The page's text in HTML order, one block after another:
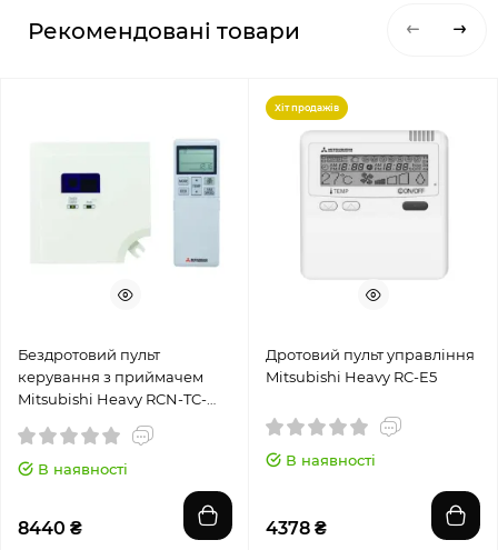
Рекомендовані товари
Бездротовий пульт
керування з приймачем
Mitsubishi Heavy RCN-TC-
В наявності
8440 ₴
Хіт продажів
Дротовий пульт управління
Mitsubishi Heavy RC-E5
В наявності
4378 ₴